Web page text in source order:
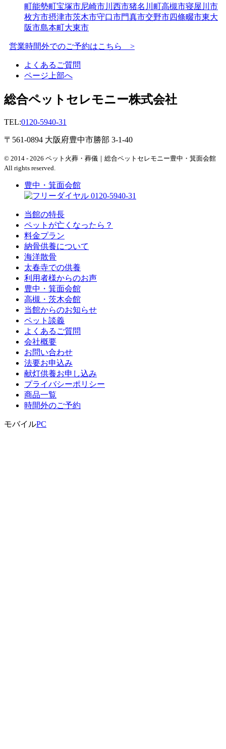
町能勢町宝塚市尼崎市川西市猪名川町高槻市寝屋川市
枚方市摂津市茨木市守口市門真市交野市四條畷市東大
阪市島本町大東市
営業時間外でのご予約はこちら >
よくあるご質問
ページ上部へ
総合ペットセレモニー株式会社
TEL:0120-5940-31
〒561-0894 大阪府豊中市勝部 3-1-40
© 2014 - 2026 ペット火葬・葬儀｜総合ペットセレモニー豊中・箕面会館
All rights reserved.
豊中・箕面会館
0120-5940-31
当館の特長
ペットが亡くなったら？
料金プラン
納骨供養について
海洋散骨
太春寺での供養
利用者様からのお声
豊中・箕面会館
高槻・茨木会館
当館からのお知らせ
ペット談義
よくあるご質問
会社概要
お問い合わせ
法要お申込み
献灯供養お申し込み
プライバシーポリシー
商品一覧
時間外のご予約
モバイルPC